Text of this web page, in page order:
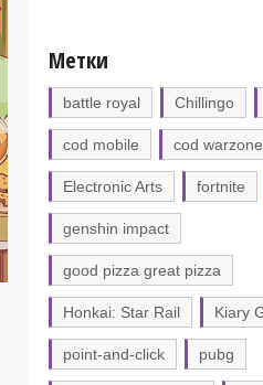
Метки
battle royal Chillingo
cod mobile cod warzone
Electronic Arts fortnite
genshin impact
good pizza great pizza
Honkai: Star Rail Kiary
point-and-click pubg